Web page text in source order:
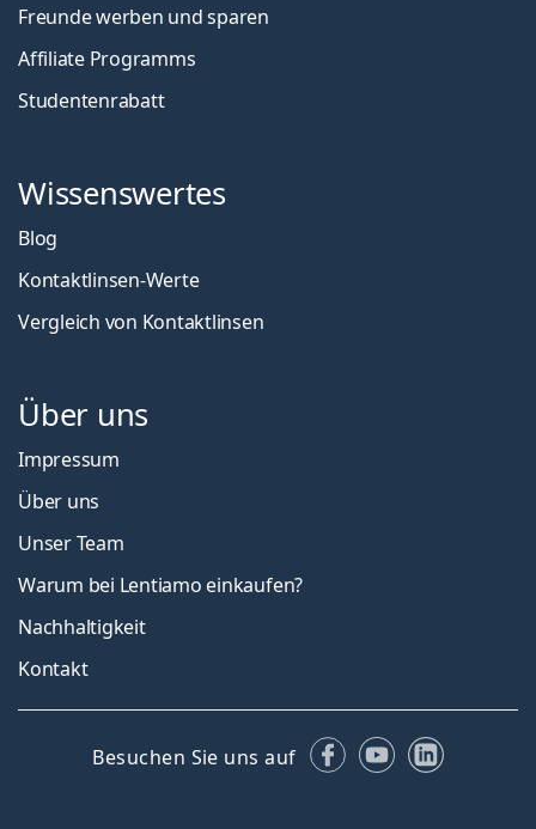
Freunde werben und sparen
Affiliate Programms
Studentenrabatt
Wissenswertes
Blog
Kontaktlinsen-Werte
Vergleich von Kontaktlinsen
Über uns
Impressum
Über uns
Unser Team
Warum bei Lentiamo einkaufen?
Nachhaltigkeit
Kontakt
Besuchen Sie uns auf Facebook
YouTubeLinkedIn